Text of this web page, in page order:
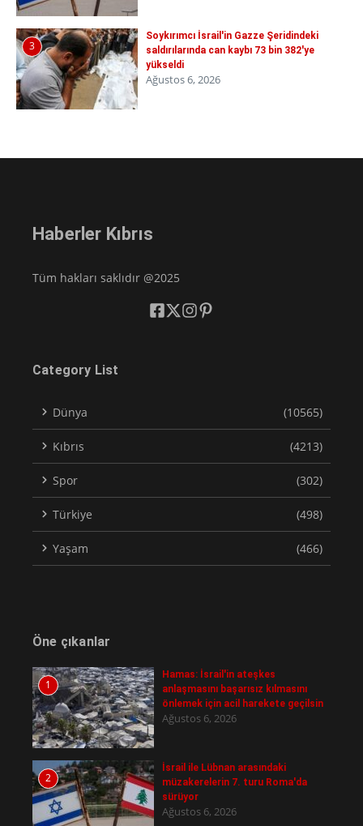
3
Soykırımcı İsrail'in Gazze Şeridindeki
saldırılarında can kaybı 73 bin 382'ye
yükseldi
Ağustos 6, 2026
Haberler Kıbrıs
Tüm hakları saklıdır @2025
Category List
Dünya (10565)
Kıbrıs (4213)
Spor (302)
Türkiye (498)
Yaşam (466)
Öne çıkanlar
1
Hamas: İsrail'in ateşkes
anlaşmasını başarısız kılmasını
önlemek için acil harekete geçilsin
Ağustos 6, 2026
2
İsrail ile Lübnan arasındaki
müzakerelerin 7. turu Roma'da
sürüyor
Ağustos 6, 2026